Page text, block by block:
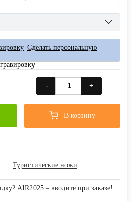
Сделать персональную
гравировку
- +
В корзину
Туристические ножи
AIR2025 – вводите при заказе!